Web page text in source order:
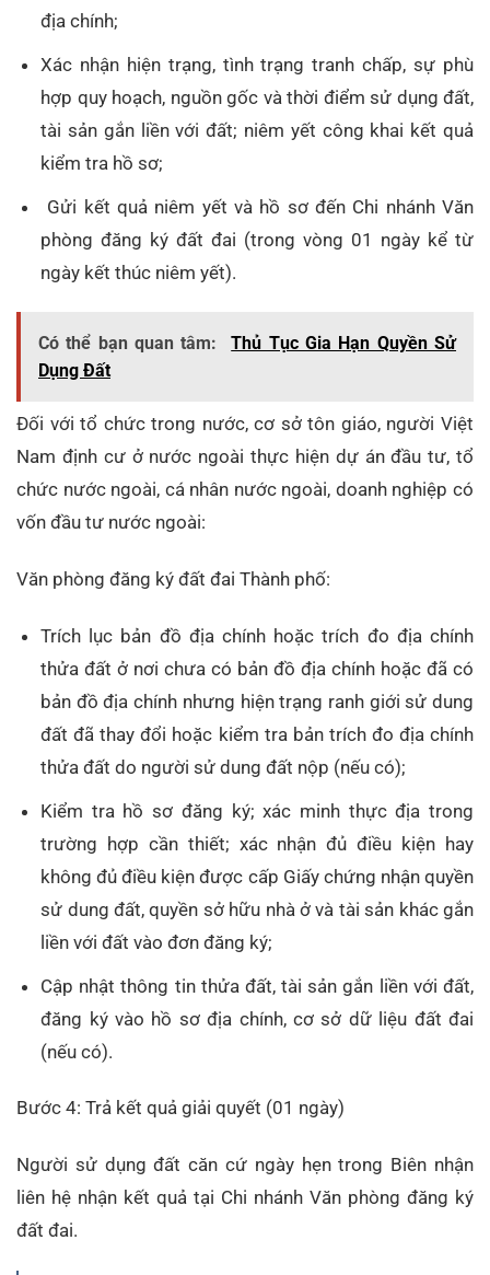
địa chính;
Xác nhận hiện trạng, tình trạng tranh chấp, sự phù
hợp quy hoạch, nguồn gốc và thời điểm sử dụng đất,
tài sản gắn liền với đất; niêm yết công khai kết quả
kiểm tra hồ sơ;
Gửi kết quả niêm yết và hồ sơ đến Chi nhánh Văn
phòng đăng ký đất đai (trong vòng 01 ngày kể từ
ngày kết thúc niêm yết).
Có thể bạn quan tâm:
Thủ Tục Gia Hạn Quyền Sử
Dụng Đất
Đối với tổ chức trong nước, cơ sở tôn giáo, người Việt
Nam định cư ở nước ngoài thực hiện dự án đầu tư, tổ
chức nước ngoài, cá nhân nước ngoài, doanh nghiệp có
vốn đầu tư nước ngoài:
Văn phòng đăng ký đất đai Thành phố:
Trích lục bản đồ địa chính hoặc trích đo địa chính
thửa đất ở nơi chưa có bản đồ địa chính hoặc đã có
bản đồ địa chính nhưng hiện trạng ranh giới sử dung
đất đã thay đổi hoặc kiểm tra bản trích đo địa chính
thửa đất do người sử dung đất nộp (nếu có);
Kiểm tra hồ sơ đăng ký; xác minh thực địa trong
trường hợp cần thiết; xác nhận đủ điều kiện hay
không đủ điều kiện được cấp Giấy chứng nhận quyền
sử dung đất, quyền sở hữu nhà ở và tài sản khác gắn
liền với đất vào đơn đăng ký;
Cập nhật thông tin thửa đất, tài sản gắn liền với đất,
đăng ký vào hồ sơ địa chính, cơ sở dữ liệu đất đai
(nếu có).
Bước 4: Trả kết quả giải quyết (01 ngày)
Người sử dụng đất căn cứ ngày hẹn trong Biên nhận
liên hệ nhận kết quả tại Chi nhánh Văn phòng đăng ký
đất đai.